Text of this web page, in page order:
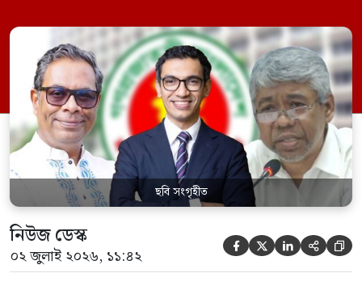
কল্যাণমন্ত্রী এবং সদস্য সচিব থাকবেন স্বাস্থ্য ও
পরিবার কল্যাণ মন্ত্রণালয়ের সচিব। একই সঙ্গে
স্বাস্থ্য প্রতিমন্ত্রী, বাংলাদেশ বিনিয়োগ উন্নয়ন
কর্তৃপক্ষ (বিডা)-এর নির্বাহী চেয়ারম্যান এবং
জাতীয় […]
ছবি সংগৃহীত
নিউজ ডেস্ক
০২ জুলাই ২০২৬, ১১:৪২     